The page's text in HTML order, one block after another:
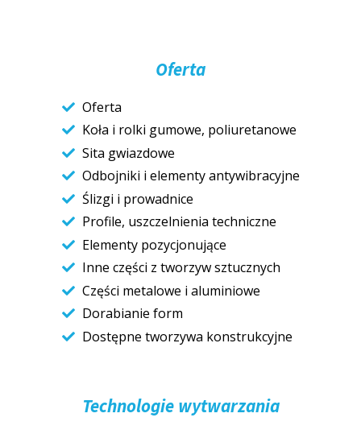
Oferta
Oferta
Koła i rolki gumowe, poliuretanowe
Sita gwiazdowe
Odbojniki i elementy antywibracyjne
Ślizgi i prowadnice
Profile, uszczelnienia techniczne
Elementy pozycjonujące
Inne części z tworzyw sztucznych
Części metalowe i aluminiowe
Dorabianie form
Dostępne tworzywa konstrukcyjne
Technologie wytwarzania